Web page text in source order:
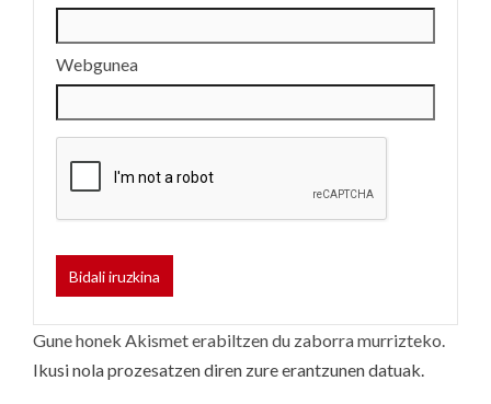
Webgunea
Gune honek Akismet erabiltzen du zaborra murrizteko.
Ikusi nola prozesatzen diren zure erantzunen datuak.